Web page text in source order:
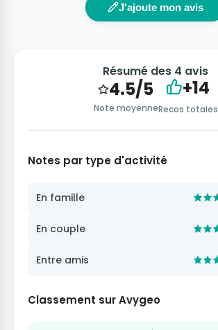
J'ajoute mon avis
Résumé des 4 avis
4.5/5
Note moyenne
+14
Recos totales
Notes par type d'activité
En famille
En couple
Entre amis
Classement sur Avygeo